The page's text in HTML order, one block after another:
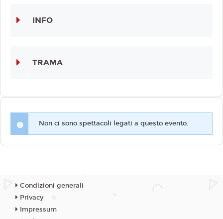
INFO
TRAMA
Non ci sono spettacoli legati a questo evento.
Condizioni generali
Privacy
Impressum